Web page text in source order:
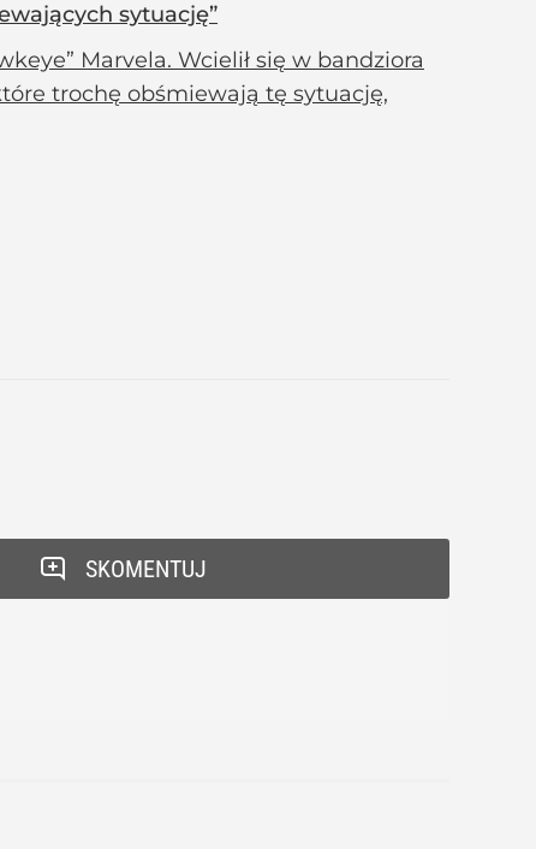
sytuację”
Marvela. Wcielił się w bandziora
trochę obśmiewają tę sytuację,
SKOMENTUJ